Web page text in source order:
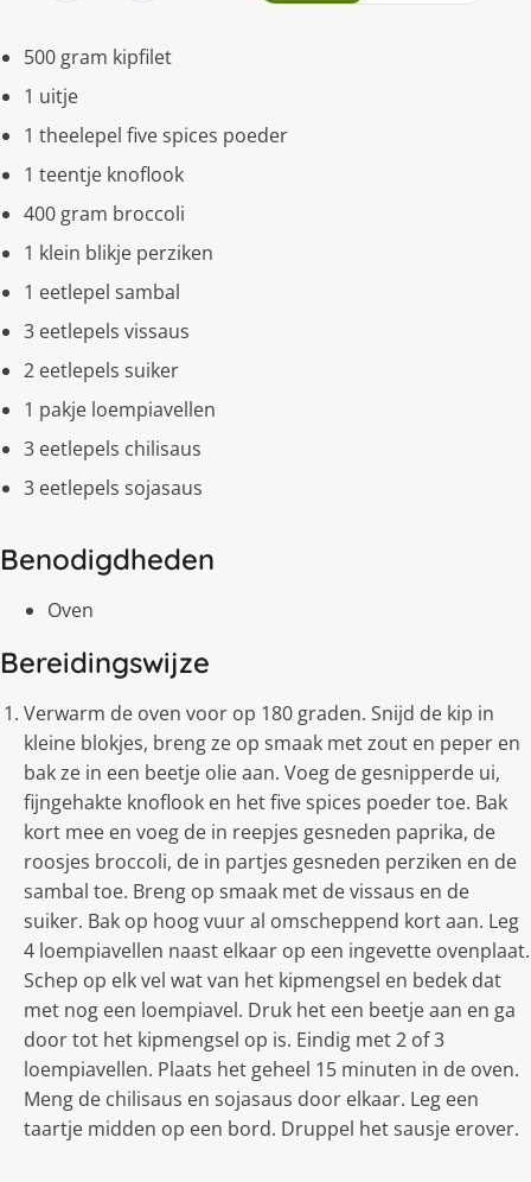
500 gram kipfilet
1 uitje
1 theelepel five spices poeder
1 teentje knoflook
400 gram broccoli
1 klein blikje perziken
1 eetlepel sambal
3 eetlepels vissaus
2 eetlepels suiker
1 pakje loempiavellen
3 eetlepels chilisaus
3 eetlepels sojasaus
Benodigdheden
Oven
Bereidingswijze
Verwarm de oven voor op 180 graden. Snijd de kip in
kleine blokjes, breng ze op smaak met zout en peper en
bak ze in een beetje olie aan. Voeg de gesnipperde ui,
fijngehakte knoflook en het five spices poeder toe. Bak
kort mee en voeg de in reepjes gesneden paprika, de
roosjes broccoli, de in partjes gesneden perziken en de
sambal toe. Breng op smaak met de vissaus en de
suiker. Bak op hoog vuur al omscheppend kort aan. Leg
4 loempiavellen naast elkaar op een ingevette ovenplaat.
Schep op elk vel wat van het kipmengsel en bedek dat
met nog een loempiavel. Druk het een beetje aan en ga
door tot het kipmengsel op is. Eindig met 2 of 3
loempiavellen. Plaats het geheel 15 minuten in de oven.
Meng de chilisaus en sojasaus door elkaar. Leg een
taartje midden op een bord. Druppel het sausje erover.